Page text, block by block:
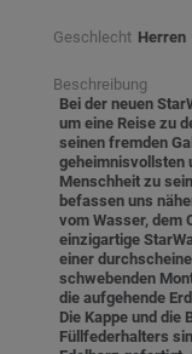
Geschlecht Herren
Beschreibung
Bei der neuen
um eine Reise zu
seinen fremden
geheimnisvollsten
Menschheit zu
befassen uns
vom Wasser, dem
einzigartige
einer
schwebenden
die aufgehende
Die Kappe und die
Füllfederhalters